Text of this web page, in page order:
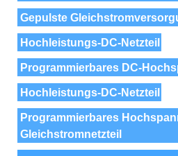
Gepulste
Hochleistungs-DC-Netzteil
Programmierbares DC-
Hochleistungs-DC-Netzteil
Programmierbares
Gleichstromnetzteil